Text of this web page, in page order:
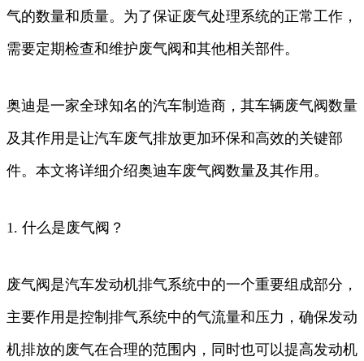
气的数量和质量。为了保证废气处理系统的正常工作，
需要定期检查和维护废气阀和其他相关部件。
奥迪是一家全球知名的汽车制造商，其车辆废气阀数量
及其作用是让汽车废气排放更加环保和高效的关键部
件。本文将详细介绍奥迪车废气阀数量及其作用。
1. 什么是废气阀？
废气阀是汽车发动机排气系统中的一个重要组成部分，
主要作用是控制排气系统中的气流量和压力，确保发动
机排放的废气在合理的范围内，同时也可以提高发动机